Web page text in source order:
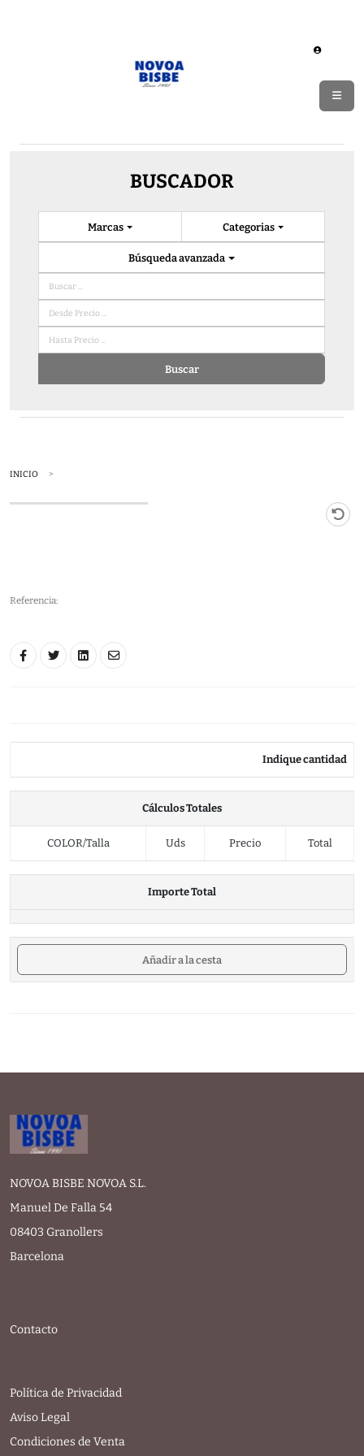
BUSCADOR
Categorias
Marcas
Búsqueda avanzada
Buscar
INICIO
Referencia:
Indique cantidad
Cálculos Totales
COLOR/Talla Uds Precio Total
Importe Total
Añadir a la cesta
NOVOA BISBE NOVOA S.L.
Manuel De Falla 54
08403 Granollers
Barcelona
Contacto
Política de Privacidad
Aviso Legal
Condiciones de Venta